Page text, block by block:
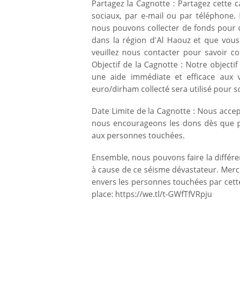
Partagez la Cagnotte : Partagez cette
sociaux, par e-mail ou par
nous pouvons collecter de fonds pour
dans la région d'Al Haouz et que
veuillez nous contacter pour savoir
Objectif de la Cagnotte : Notre
une aide immédiate et efficace aux
euro/dirham collecté sera utilisé pour
Date Limite de la Cagnotte : Nous
nous encourageons les dons dès
aux personnes touchées.
Ensemble, nous pouvons faire la
à cause de ce séisme dévastateur.
envers les personnes touchées par
place: https://we.tl/t-GWfTfVRpju